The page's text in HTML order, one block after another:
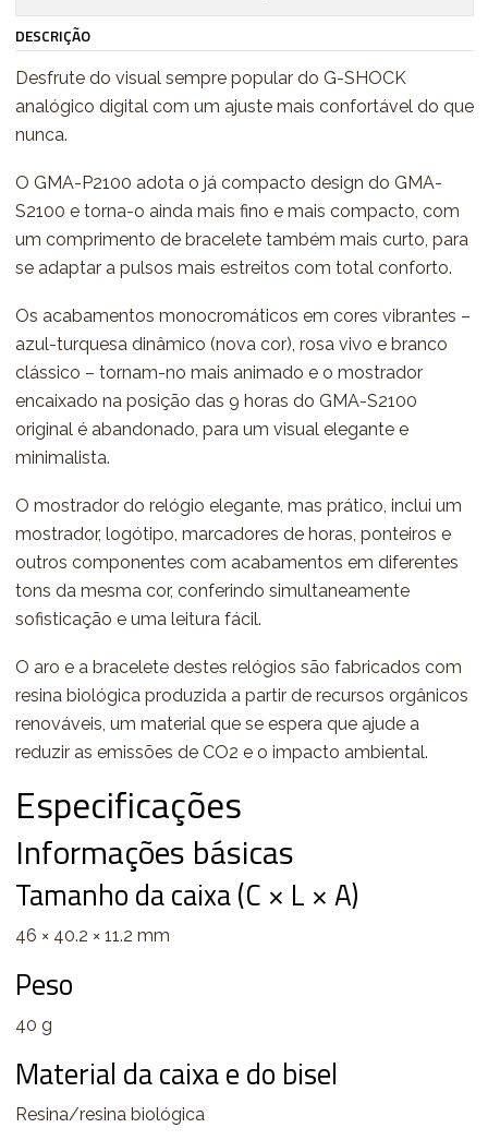
DESCRIÇÃO
Desfrute do visual sempre popular do G-SHOCK
analógico digital com um ajuste mais confortável do que
nunca.
O GMA-P2100 adota o já compacto design do GMA-
S2100 e torna-o ainda mais fino e mais compacto, com
um comprimento de bracelete também mais curto, para
se adaptar a pulsos mais estreitos com total conforto.
Os acabamentos monocromáticos em cores vibrantes –
azul-turquesa dinâmico (nova cor), rosa vivo e branco
clássico – tornam-no mais animado e o mostrador
encaixado na posição das 9 horas do GMA-S2100
original é abandonado, para um visual elegante e
minimalista.
O mostrador do relógio elegante, mas prático, inclui um
mostrador, logótipo, marcadores de horas, ponteiros e
outros componentes com acabamentos em diferentes
tons da mesma cor, conferindo simultaneamente
sofisticação e uma leitura fácil.
O aro e a bracelete destes relógios são fabricados com
resina biológica produzida a partir de recursos orgânicos
renováveis, um material que se espera que ajude a
reduzir as emissões de CO2 e o impacto ambiental.
Especificações
Informações básicas
Tamanho da caixa (C × L × A)
46 × 40.2 × 11.2 mm
Peso
40 g
Material da caixa e do bisel
Resina/resina biológica